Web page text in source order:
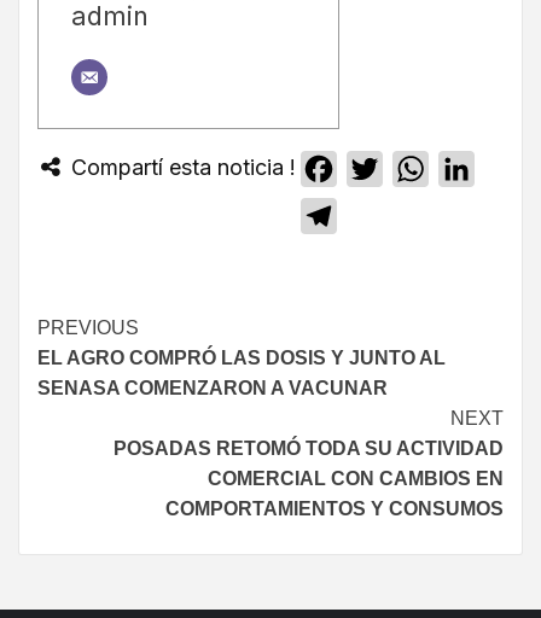
admin
Compartí esta noticia ! Facebook
TwitterWhatsApp
PREVIOUS
EL AGRO COMPRÓ LAS DOSIS Y JUNTO AL
SENASA COMENZARON A VACUNAR
NEXT
POSADAS RETOMÓ TODA SU ACTIVIDAD
COMERCIAL CON CAMBIOS EN
COMPORTAMIENTOS Y CONSUMOS